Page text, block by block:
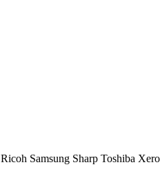
Ricoh Samsung Sharp Toshiba